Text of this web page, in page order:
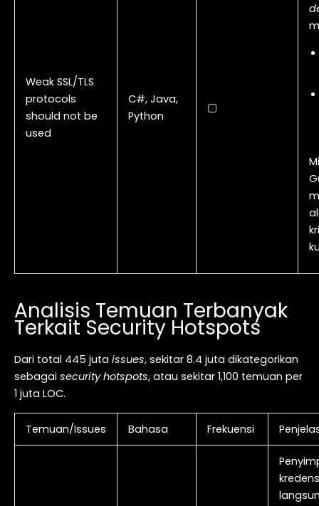
Weak SSL/TLS
protocols
should not be
used
C#, Java,
Python
▢
Analisis Temuan Terbanyak
Terkait Security Hotspots
Dari total 445 juta issues, sekitar 8.4 juta dikategorikan
sebagai security hotspots, atau sekitar 1,100 temuan per
1 juta LOC.
Temuan/Issues Bahasa Frekuensi